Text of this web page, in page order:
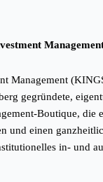
Management
gegründete,
Boutique, die
und einen
in- und